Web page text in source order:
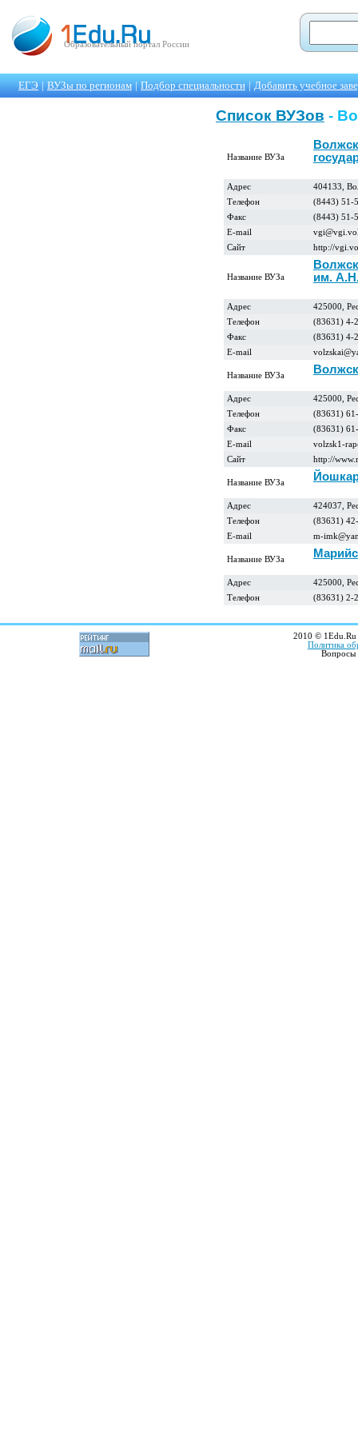
Образовательный портал России
ЕГЭ | ВУЗы по регионам | Подбор специальности | Добавить учебное
Список ВУЗов -
Название ВУЗа
Адрес
404133,
Телефон
(8443) 51-
Факс
(8443) 51-
E-mail
Сайт
http://
Название ВУЗа
им.
Адрес
425000,
Телефон
(83631) 4-
Факс
(83631) 4-
E-mail
Название ВУЗа
Адрес
425000,
Телефон
(83631)
Факс
(83631)
E-mail
volzsk1-
Сайт
http://
Название ВУЗа
Адрес
424037,
Телефон
(83631)
E-mail
m-
Название ВУЗа
Адрес
425000,
Телефон
(83631) 2-
2010 © 1Edu.Ru
Политика
Вопросы